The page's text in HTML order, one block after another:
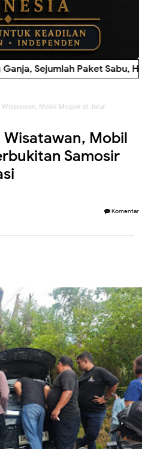
Sabu, Hingga Beragam
Wisatawan, Mobil Mogok di Jalur
Wisatawan, Mobil
Samosir
Komentar